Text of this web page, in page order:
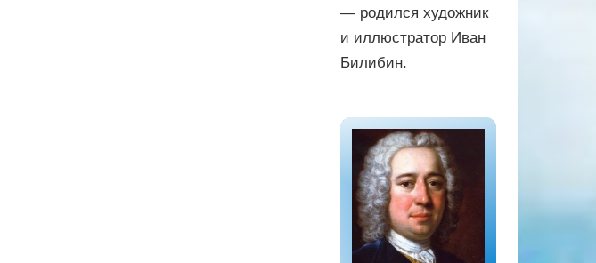
— родился художник
и иллюстратор Иван
Билибин.